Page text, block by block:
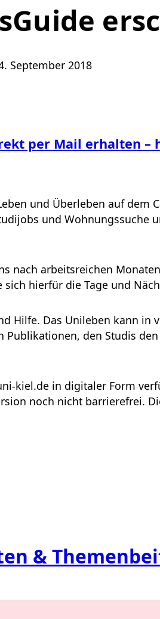
September 2018
per Mail erhalten –
und Überleben auf dem
und Wohnungssuche
nach arbeitsreichen
hierfür die Tage und
Hilfe. Das Unileben kann in
den Studis
kiel.de in digitaler Form
noch nicht barrierefrei.
&